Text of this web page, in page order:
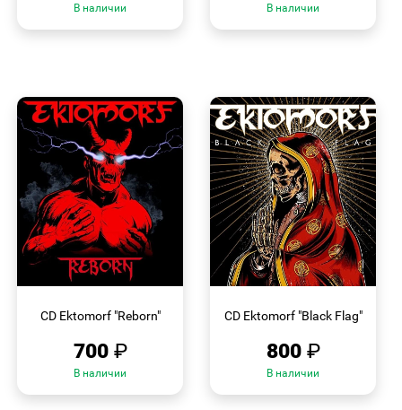
В наличии В наличии
CD Ektomorf "Reborn"
700 ₽
В наличии
CD Ektomorf "Black Flag"
800 ₽
В наличии